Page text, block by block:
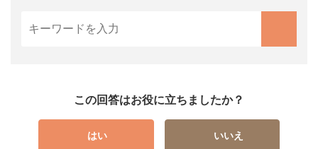
この回答はお役に立ちましたか？
はい いいえ